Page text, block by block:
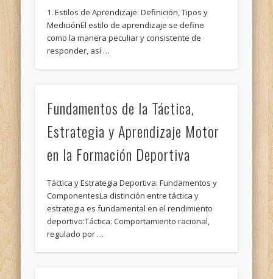
1. Estilos de Aprendizaje: Definición, Tipos y
MediciónEl estilo de aprendizaje se define
como la manera peculiar y consistente de
responder, así …
Fundamentos de la Táctica,
Estrategia y Aprendizaje Motor
en la Formación Deportiva
Táctica y Estrategia Deportiva: Fundamentos y
ComponentesLa distinción entre táctica y
estrategia es fundamental en el rendimiento
deportivo:Táctica: Comportamiento racional,
regulado por …